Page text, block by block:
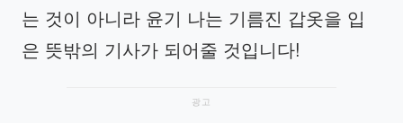
는 것이 아니라 윤기 나는 기름진 갑옷을 입
은 뜻밖의 기사가 되어줄 것입니다!
광고